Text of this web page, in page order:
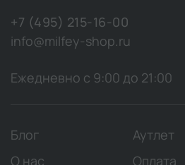
+7 (495) 215-16-00
info@milfey-shop.ru
Ежедневно с 9:00 до 21:00
Блог Аутлет
О нас
Оплата